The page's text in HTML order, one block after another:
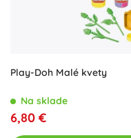
Play-Doh Malé kvety
Na sklade
6,80 €